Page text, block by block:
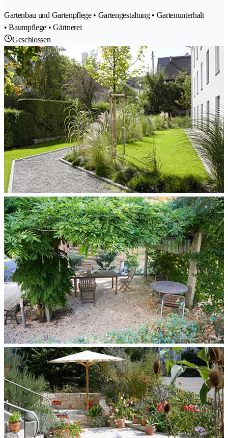
Gartenbau und Gartenpflege • Gartengestaltung • Gartenunterhalt
• Baumpflege • Gärtnerei
Geschlossen